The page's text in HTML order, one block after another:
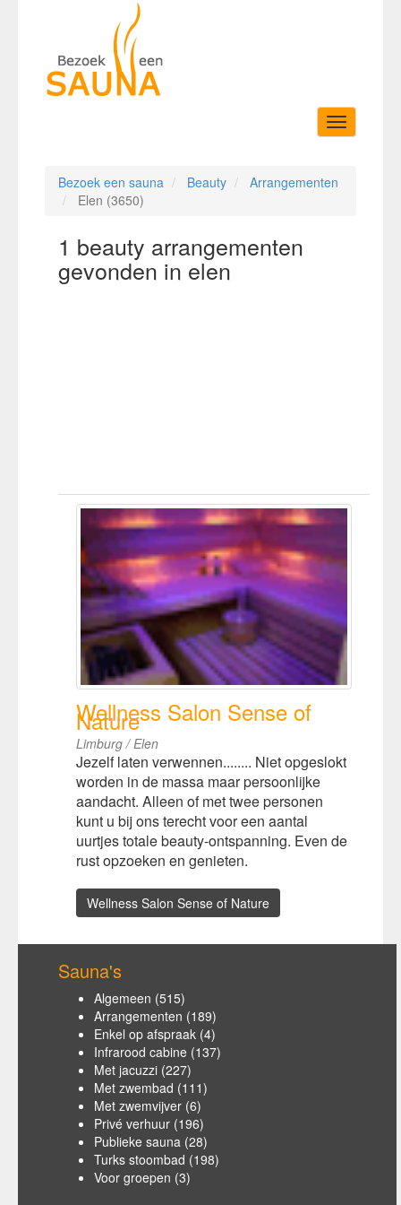
Toggle
navigation
Bezoek een sauna Beauty
Arrangementen
Elen (3650)
1 beauty arrangementen
gevonden in elen
Wellness Salon Sense of
Nature
Limburg / Elen
Jezelf laten verwennen........ Niet opgeslokt
worden in de massa maar persoonlijke
aandacht. Alleen of met twee personen
kunt u bij ons terecht voor een aantal
uurtjes totale beauty-ontspanning. Even de
rust opzoeken en genieten.
Wellness Salon Sense of Nature
Sauna's
Algemeen (515)
Arrangementen (189)
Enkel op afspraak (4)
Infrarood cabine (137)
Met jacuzzi (227)
Met zwembad (111)
Met zwemvijver (6)
Privé verhuur (196)
Publieke sauna (28)
Turks stoombad (198)
Voor groepen (3)